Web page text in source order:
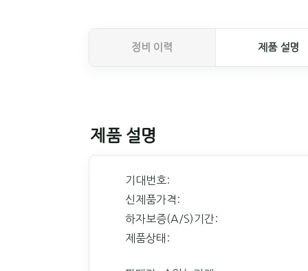
정비 이력 제품 설명
제품 설명
기대번호:
신제품가격:
하자보증(A/S)기간:
제품상태: